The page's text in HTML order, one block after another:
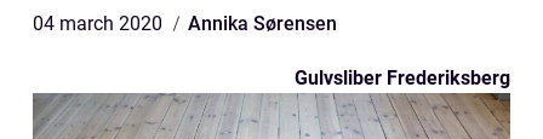
04 march 2020 Annika Sørensen
Gulvsliber Frederiksberg